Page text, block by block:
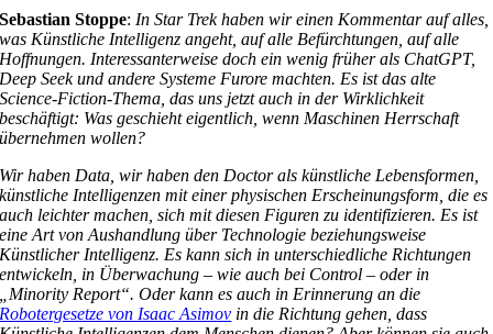
Sebastian Stoppe: In Star Trek haben wir einen Kommentar auf alles,
was Künstliche Intelligenz angeht, auf alle Befürchtungen, auf alle
Hoffnungen. Interessanterweise doch ein wenig früher als ChatGPT,
Deep Seek und andere Systeme Furore machten. Es ist das alte
Science-Fiction-Thema, das uns jetzt auch in der Wirklichkeit
beschäftigt: Was geschieht eigentlich, wenn Maschinen Herrschaft
übernehmen wollen?
Wir haben Data, wir haben den Doctor als künstliche Lebensformen,
künstliche Intelligenzen mit einer physischen Erscheinungsform, die es
auch leichter machen, sich mit diesen Figuren zu identifizieren. Es ist
eine Art von Aushandlung über Technologie beziehungsweise
Künstlicher Intelligenz. Es kann sich in unterschiedliche Richtungen
entwickeln, in Überwachung – wie auch bei Control – oder in
„Minority Report“. Oder kann es auch in Erinnerung an die
Robotergesetze von Isaac Asimov in die Richtung gehen, dass